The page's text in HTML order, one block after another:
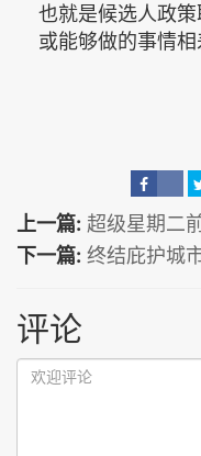
也就是候选人政
或能够做的事情相
上一篇: 超级星期二
下一篇: 终结庇护城
评论